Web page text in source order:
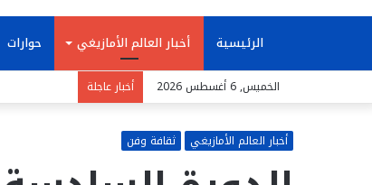
الرئيسية أخبار العالم الأمازيغي حوارات
الخميس, 6 أغسطس 2026 أخبار عاجلة
أخبار العالم الأمازيغي ثقافة وفن